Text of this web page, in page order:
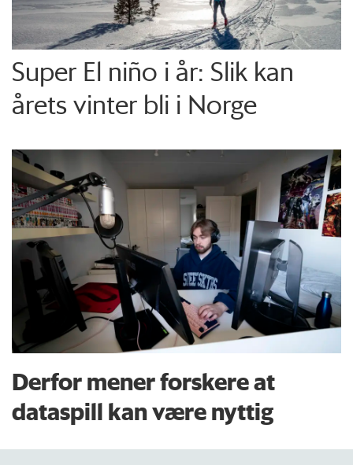
Super El niño i år: Slik kan
årets vinter bli i Norge
Derfor mener forskere at
dataspill kan være nyttig